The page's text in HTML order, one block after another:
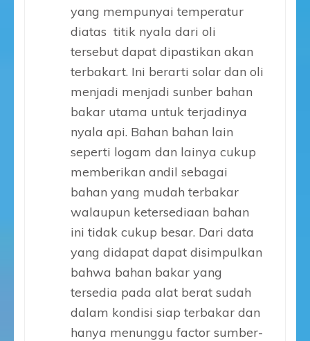
yang mempunyai temperatur
diatas titik nyala dari oli
tersebut dapat dipastikan akan
terbakart. Ini berarti solar dan oli
menjadi menjadi sunber bahan
bakar utama untuk terjadinya
nyala api. Bahan bahan lain
seperti logam dan lainya cukup
memberikan andil sebagai
bahan yang mudah terbakar
walaupun ketersediaan bahan
ini tidak cukup besar. Dari data
yang didapat dapat disimpulkan
bahwa bahan bakar yang
tersedia pada alat berat sudah
dalam kondisi siap terbakar dan
hanya menunggu factor sumber-